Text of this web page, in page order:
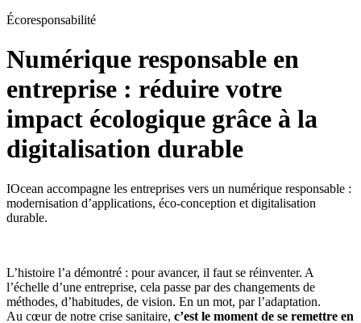
Écoresponsabilité
Numérique responsable en
entreprise : réduire votre
impact écologique grâce à la
digitalisation durable
IOcean accompagne les entreprises vers un numérique responsable :
modernisation d’applications, éco-conception et digitalisation
durable.
L’histoire l’a démontré : pour avancer, il faut se réinventer. A
l’échelle d’une entreprise, cela passe par des changements de
méthodes, d’habitudes, de vision. En un mot, par l’adaptation.
Au cœur de notre crise sanitaire, c’est le moment de se remettre en